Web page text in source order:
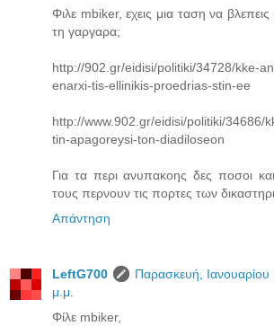
Φιλε mbiker, εχεις μια ταση να βλεπεις
τη γαργαρα;
http://902.gr/eidisi/politiki/34728/kke-
enarxi-tis-ellinikis-proedrias-stin-ee
http://www.902.gr/eidisi/politiki/34686/
tin-apagoreysi-ton-diadiloseon
Για τα περι ανυπακοης δες ποσοι
τους περνουν τις πορτες των
Απάντηση
LeftG700
Παρασκευή,
μ.μ.
Φίλε mbiker,